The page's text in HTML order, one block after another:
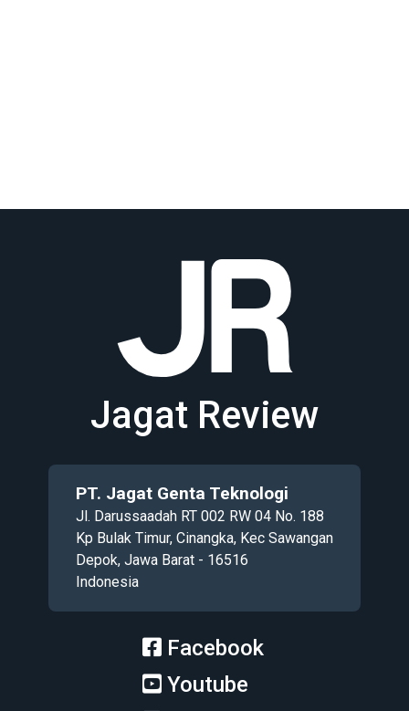
Jagat Review
PT. Jagat Genta Teknologi
Jl. Darussaadah RT 002 RW 04 No. 188
Kp Bulak Timur, Cinangka, Kec Sawangan
Depok, Jawa Barat - 16516
Indonesia
Facebook
Youtube